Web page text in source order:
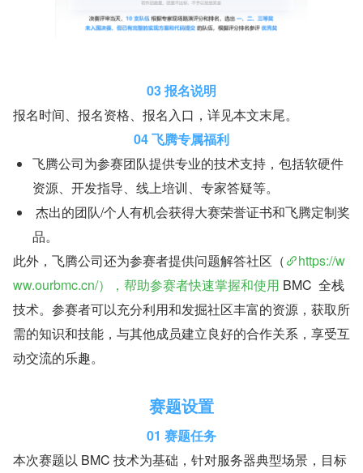
03 报名说明
报名时间、报名资格、报名入口，详见本文末尾。
04 飞腾专属福利
飞腾公司为参赛团队提供专业的技术支持，包括软硬件
资源、开发指导、线上培训、专家答疑等。
杰出的团队/个人有机会获得大赛荣誉证书和飞腾定制奖
品。
此外，飞腾公司还为参赛者提供问题解答社区（
https://w
ww.ourbmc.cn/），帮助参赛者快速掌握和使用 BMC  全栈
技术。参赛者可以充分利用和发掘社区丰富的资源，获取所
需的知识和技能，与其他成员建立良好的合作关系，享受互
动交流的乐趣。
赛题设置
01 赛题任务
本次赛题以 BMC 技术为基础，针对服务器典型场景，目标